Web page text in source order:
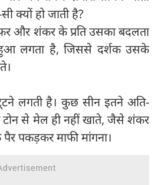
क्यों हो जाती है?
और शंकर के प्रति उसका बदलता
लगता है, जिससे दर्शक उसके
लगती है। कुछ सीन इतने अति-
टोन से मेल ही नहीं खाते, जैसे शंकर
पकड़कर माफी मांगना।